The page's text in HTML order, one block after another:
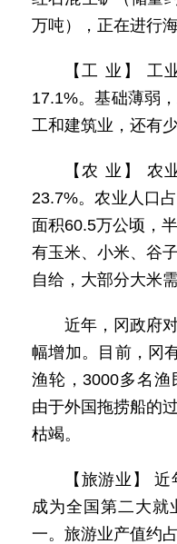
万吨），正在进行
【工 业】 工
17.1%。基础薄弱
工和建筑业，还有
【农 业】 农
23.7%。农业人口
面积60.5万公顷，
有玉米、小米、谷
自给，大部分大米需
近年，冈政府
幅增加。目前，冈
渔轮，3000多名渔
由于外国拖捞船的
枯竭。
【旅游业】
成为全国第二大就
一。旅游业产值约